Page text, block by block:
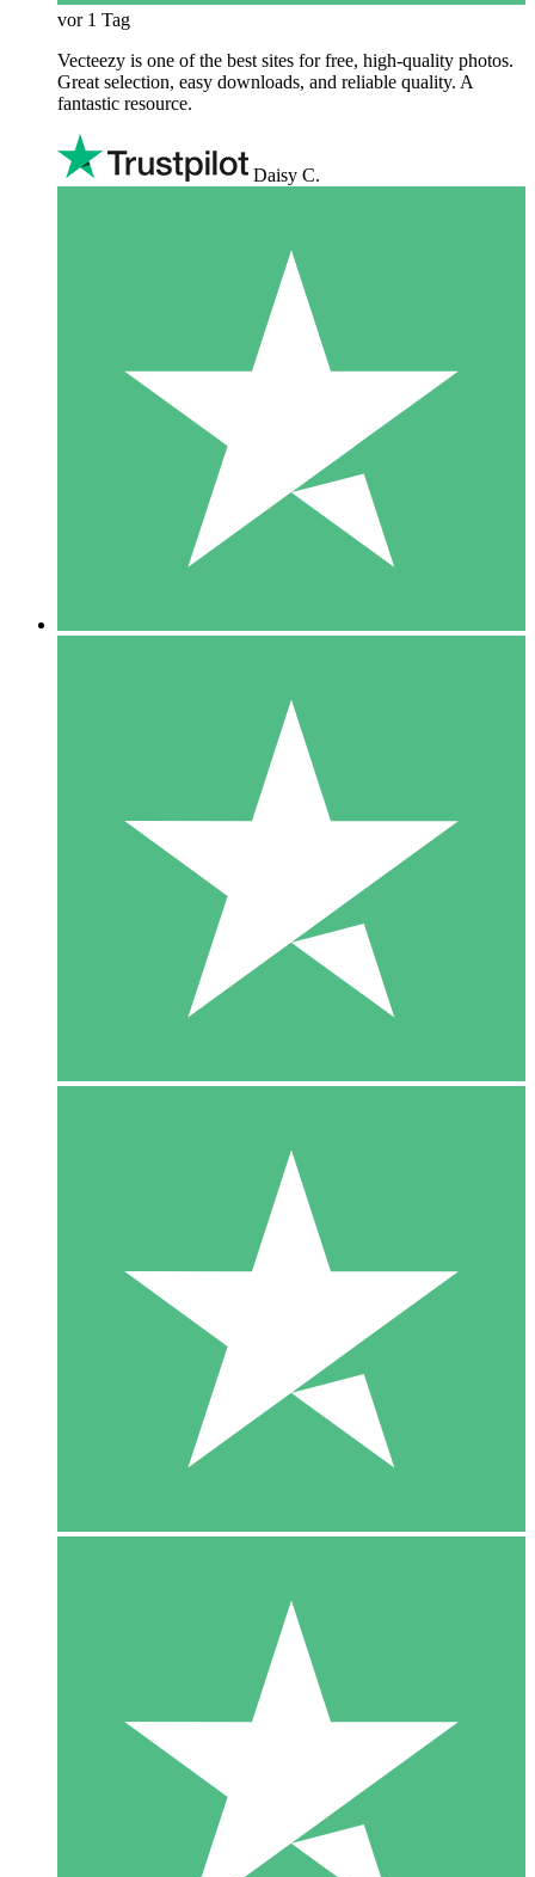
vor 1 Tag
Vecteezy is one of the best sites for free, high‑quality photos.
Great selection, easy downloads, and reliable quality. A
fantastic resource.
Daisy C.